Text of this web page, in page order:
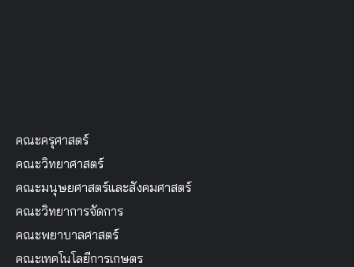
คณะครุศาสตร์
คณะวิทยาศาสตร์
คณะมนุษยศาสตร์และสังคมศาสตร์
คณะวิทยาการจัดการ
คณะพยาบาลศาสตร์
คณะเทคโนโลยีการเกษตร